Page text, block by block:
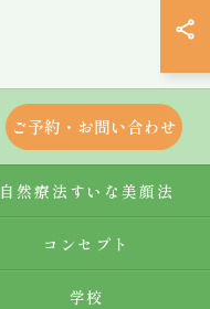
ご予約・お問い合わせ
自然療法すいな美顔法
コンセプト
学校